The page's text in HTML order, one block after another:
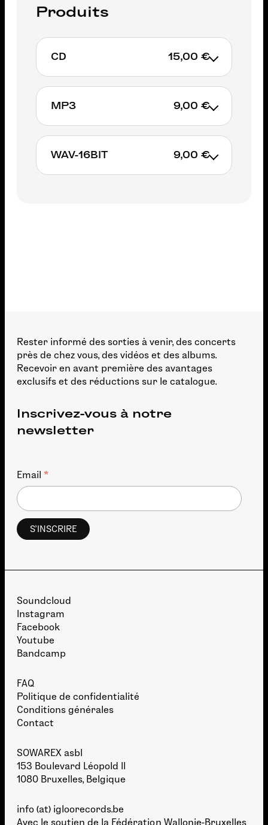
Produits
CD 15,00 €
AJOUTER AU PANIER
MP3 9,00 €
AJOUTER AU PANIER
WAV-16BIT 9,00 €
Rester informé des sorties à venir, des concerts
près de chez vous, des vidéos et des albums.
Recevoir en avant première des avantages
exclusifs et des réductions sur le catalogue.
Inscrivez-vous à notre
newsletter
Email *
Soundcloud
Instagram
Facebook
Youtube
Bandcamp
FAQ
Politique de confidentialité
Conditions générales
Contact
SOWAREX asbl
153 Boulevard Léopold II
1080 Bruxelles, Belgique
info (at) igloorecords.be
Avec le soutien de la Fédération Wallonie-Bruxelles